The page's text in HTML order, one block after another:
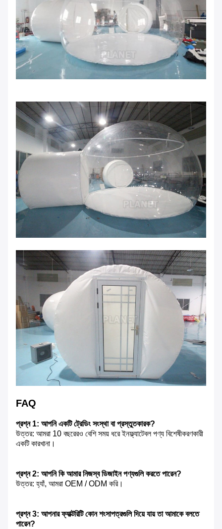
FAQ
প্রশ্ন 1: আপনি একটি ট্রেডিং সংস্থা বা প্রস্তুতকারক?
উত্তর: আমরা 10 বছরেরও বেশি সময় ধরে ইনফ্ল্যাটেবল পণ্য বিশেষীকরণকারী
একটি কারখানা।
প্রশ্ন 2: আপনি কি আমার নিজস্ব ডিজাইন পণ্যগুলি করতে পারেন?
উত্তর: হ্যাঁ, আমরা OEM / ODM করি।
প্রশ্ন 3: আপনার ফ্যাক্টরিটি কোন শংসাপত্রগুলি দিয়ে যায় তা আমাকে বলতে
পারেন?